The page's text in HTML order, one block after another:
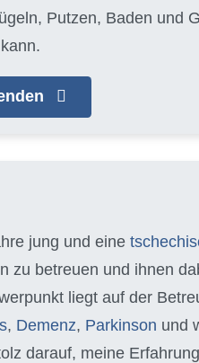
Putzen, Baden und
jung und eine
zu betreuen und ihnen
liegt auf der
, Demenz, Parkinson und
darauf, meine